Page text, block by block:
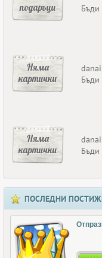
подаръци
Бъди
Няма
картички
Бъди
Няма
картички
Бъди
ПОСЛЕДНИ